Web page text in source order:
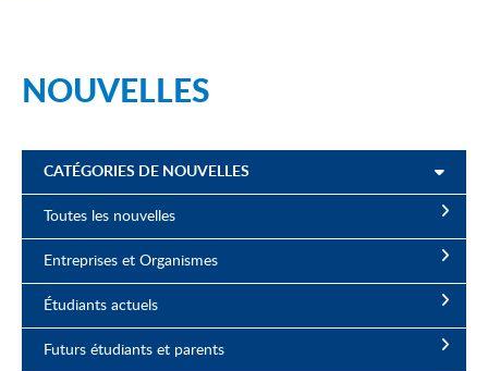
NOUVELLES
CATÉGORIES DE NOUVELLES
Toutes les nouvelles
Entreprises et Organismes
Étudiants actuels
Futurs étudiants et parents